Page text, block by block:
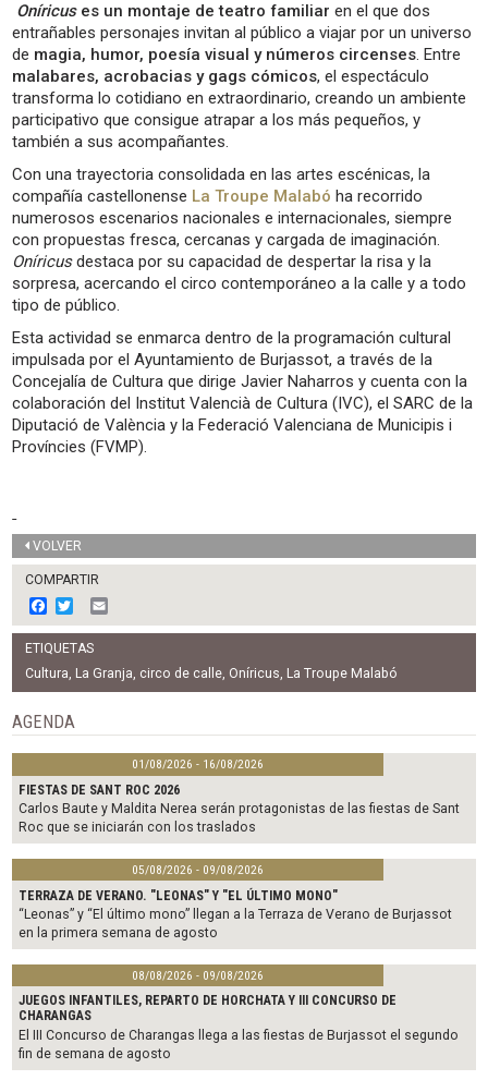
Oníricuses un montaje de teatro familiar en el que dos
entrañables personajes invitan al público a viajar por un universo
de magia, humor, poesía visual y números circenses. Entre
malabares, acrobacias y gags cómicos, el espectáculo
transforma lo cotidiano en extraordinario, creando un ambiente
participativo que consigue atrapar a los más pequeños, y
también a sus acompañantes.
Con una trayectoria consolidada en las artes escénicas, la
compañía castellonense La Troupe Malabó ha recorrido
numerosos escenarios nacionales e internacionales, siempre
con propuestas fresca, cercanas y cargada de imaginación.
Oníricusdestaca por su capacidad de despertar la risa y la
sorpresa, acercando el circo contemporáneo a la calle y a todo
tipo de público.
Esta actividad se enmarca dentro de la programación cultural
impulsada por el Ayuntamiento de Burjassot, a través de la
Concejalía de Cultura que dirige Javier Naharros y cuenta con la
colaboración del Institut Valencià de Cultura (IVC), el SARC de la
Diputació de València y la Federació Valenciana de Municipis i
Províncies (FVMP).
VOLVER
COMPARTIR
F
a
c
e
b
o
o
k
w
i
t
t
e
m
a
l
ETIQUETAS
Cultura, La Granja, circo de calle, Oníricus, La Troupe Malabó
AGENDA
01/08/2026 - 16/08/2026
FIESTAS DE SANT ROC 2026
Carlos Baute y Maldita Nerea serán protagonistas de las fiestas de Sant
Roc que se iniciarán con los traslados
05/08/2026 - 09/08/2026
TERRAZA DE VERANO. "LEONAS" Y "EL ÚLTIMO MONO"
“Leonas” y “El último mono” llegan a la Terraza de Verano de Burjassot
en la primera semana de agosto
08/08/2026 - 09/08/2026
JUEGOS INFANTILES, REPARTO DE HORCHATA Y III CONCURSO DE
CHARANGAS
El III Concurso de Charangas llega a las fiestas de Burjassot el segundo
fin de semana de agosto